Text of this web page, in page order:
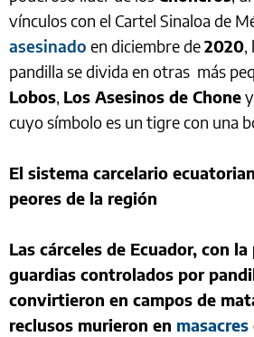
vínculos con el Cartel Sinaloa de
asesinado en diciembre de2020,
pandilla se divida en otras más
Lobos, Los Asesinos de Choney
cuyo símbolo es un tigre con una
El sistema carcelario
peores de la región
Las cárceles de Ecuador, con
guardias controlados por
convirtieron en campos de
reclusos murieron en masacres